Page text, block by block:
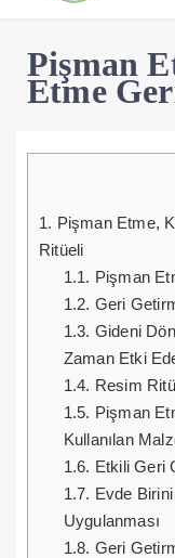
Pişman
Etme
1. Pişman Etme,
Ritüeli
1.1. Pişman
1.2. Geri
1.3. Gideni
Zaman Etki
1.4. Resim
1.5. Pişman
Kullanılan
1.6. Etkili Geri
1.7. Evde
Uygulanması
1.8. Geri